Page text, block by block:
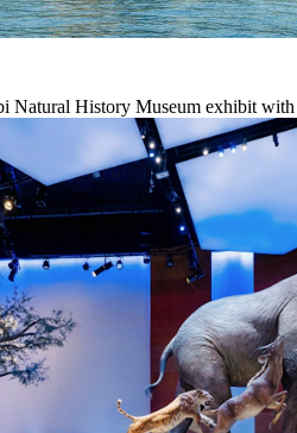
Natural History Museum exhibit with